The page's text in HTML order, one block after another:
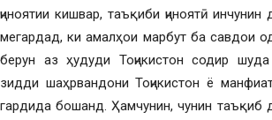
ҷиноятии кишвар, таъқиби ҷиноятӣ
мегардад, ки амалҳои марбут ба савдои
берун аз ҳудуди Тоҷикистон содир
зидди шаҳрвандони Тоҷикистон ё
гардида бошанд. Ҳамчунин, чунин таъқиб